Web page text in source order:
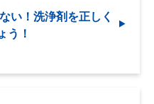
い！洗浄剤を正しく
う！